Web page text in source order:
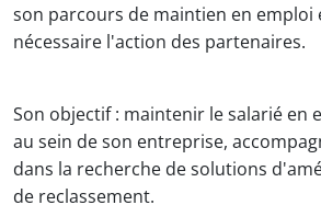
son parcours de maintien en
nécessaire l'action des partenaires.
Son objectif : maintenir le salarié en
au sein de son entreprise,
dans la recherche de solutions
de reclassement.